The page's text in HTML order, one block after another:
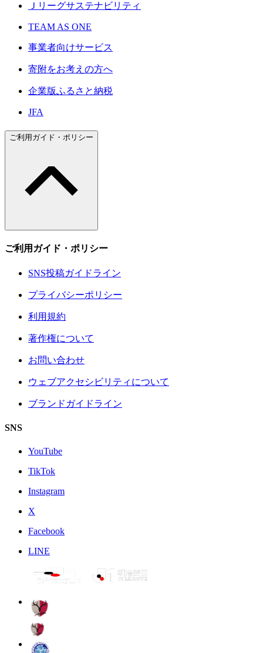
Ｊリーグサステナビリティ
TEAM AS ONE
事業者向けサービス
寄附をお考えの方へ
企業版ふるさと納税
JFA
ご利用ガイド・ポリシー
ご利用ガイド・ポリシー
SNS投稿ガイドライン
プライバシーポリシー
利用規約
著作権について
お問い合わせ
ウェブアクセシビリティについて
ブランドガイドライン
SNS
YouTube
TikTok
Instagram
X
Facebook
LINE